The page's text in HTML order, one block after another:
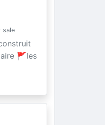
sale
🚩les